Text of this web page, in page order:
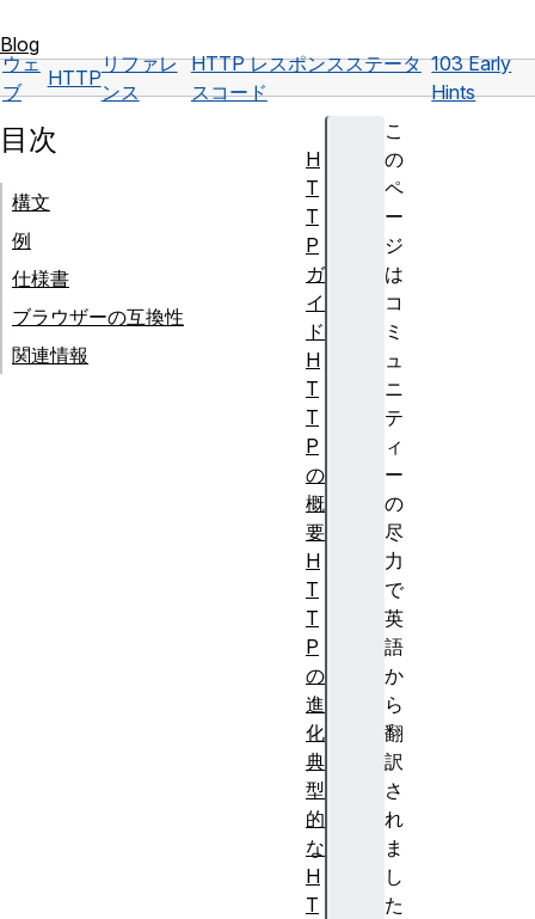
Blog
ウェ
ブ
HTTP
リファレ
ンス
HTTP レスポンスステータ
スコード
103 Early
Hints
こ
の
ペ
ー
ジ
は
コ
ミ
ュ
ニ
テ
ィ
ー
の
尽
力
で
英
語
か
ら
翻
訳
さ
れ
ま
し
た
目次
構文
例
仕様書
ブラウザーの互換性
関連情報
H
T
T
P
ガ
イ
ド
H
T
T
P
の
概
要
H
T
T
P
の
進
化
典
型
的
な
H
T